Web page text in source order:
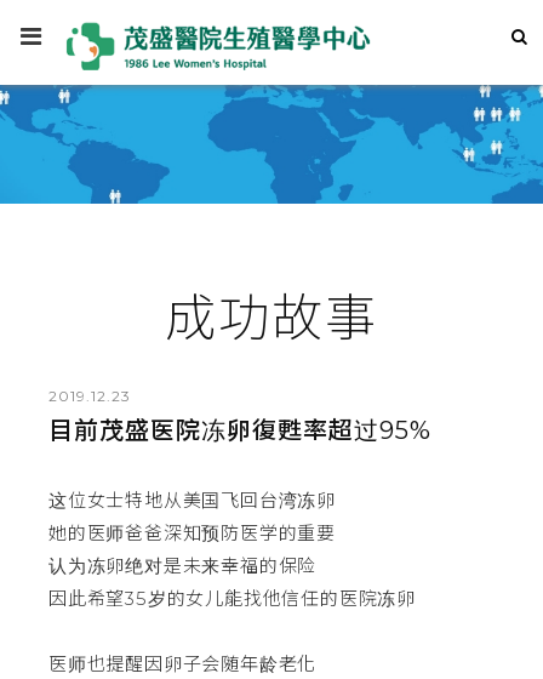
成功故事
2019.12.23
目前茂盛医院冻卵復甦率超过95%
这位女士特地从美国飞回台湾冻卵
她的医师爸爸深知预防医学的重要
认为冻卵绝对是未来幸福的保险
因此希望35岁的女儿能找他信任的医院冻卵
医师也提醒因卵子会随年龄老化